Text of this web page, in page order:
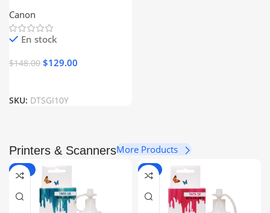
Canon
En stock
$148.00 $129.00
SKU: DTSGI10Y
Printers & ScannersMore Products
-14% -6%